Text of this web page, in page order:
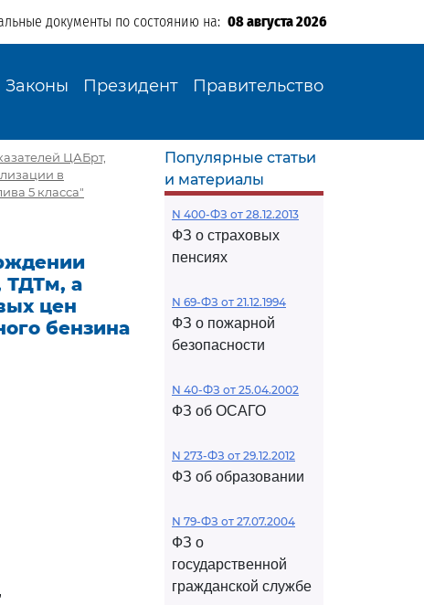
документы по состоянию на: 08 августа 2026
Законы Президент Правительство
ЦАБрт,
в
5 класса"
ТДТм, а
цен
бензина
Популярные статьи
и материалы
N 400-ФЗ от 28.12.2013
ФЗ о страховых
пенсиях
N 69-ФЗ от 21.12.1994
ФЗ о пожарной
безопасности
N 40-ФЗ от 25.04.2002
ФЗ об ОСАГО
N 273-ФЗ от 29.12.2012
ФЗ об образовании
N 79-ФЗ от 27.07.2004
ФЗ о
государственной
гражданской службе